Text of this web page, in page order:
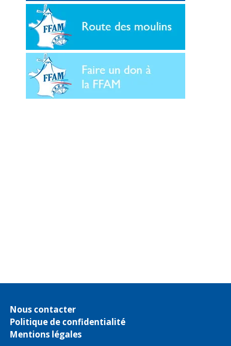
Nous contacter
Politique de confidentialité
Mentions légales